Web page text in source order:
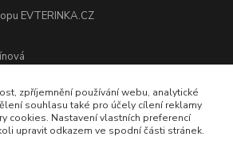
EVTERINKA.CZ
So 8:00-12:00hod)
zpříjemnění používání webu, analytické
souhlasu také pro účely cílení reklamy
cookies. Nastavení vlastních preferencí
upravit odkazem ve spodní části stránek.